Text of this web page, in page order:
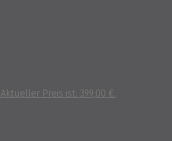
Aktueller Preis ist: 399,00 €.